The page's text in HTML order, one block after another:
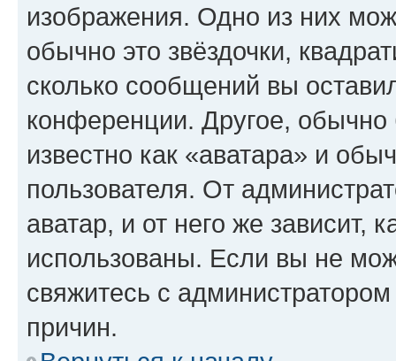
изображения. Одно из них
обычно это звёздочки,
сколько сообщений вы
конференции. Другое,
известно как «аватара» и
пользователя. От
аватар, и от него же зависит,
использованы. Если вы не
свяжитесь с
причин.